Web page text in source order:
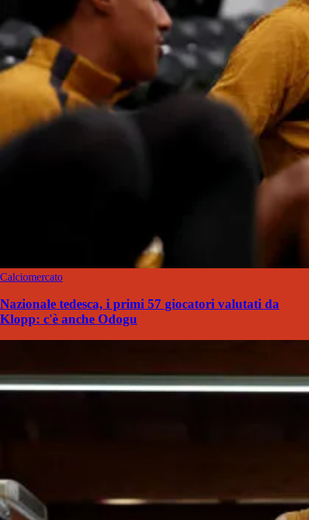
Calciomercato
Nazionale tedesca, i primi 57 giocatori valutati da
Klopp: c'è anche Odogu